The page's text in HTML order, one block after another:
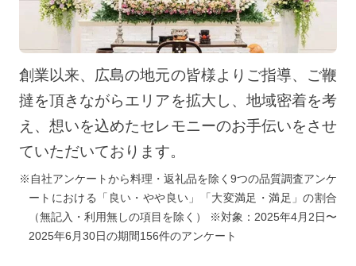
創業以来、広島の地元の皆様よりご指導、ご鞭
撻を頂きながらエリアを拡大し、地域密着を考
え、想いを込めたセレモニーのお手伝いをさせ
ていただいております。
※自社アンケートから料理・返礼品を除く9つの品質調査アンケ
ートにおける「良い・やや良い」「大変満足・満足」の割合
（無記入・利用無しの項目を除く） ※対象：2025年4月2日〜
2025年6月30日の期間156件のアンケート